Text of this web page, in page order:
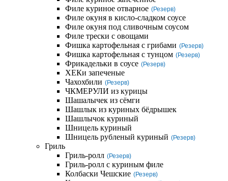
Филе куриное отварное (Резерв)
Филе окуня в кисло-сладком соусе
Филе окуня под сливочным соусом
Филе трески с овощами
Фишка картофельная с грибами (Резерв)
Фишка картофельная с тунцом (Резерв)
Фрикадельки в соусе (Резерв)
ХЕКи запеченые
Чахохбили (Резерв)
ЧКМЕРУЛИ из курицы
Шашалычек из сёмги
Шашлык из куриных бёдрышек
Шашлычок куриный
Шницель куриный
Шницель рубленый куриный (Резерв)
Гриль
Гриль-ролл (Резерв)
Гриль-ролл с куриным филе
Колбаски Чешские (Резерв)